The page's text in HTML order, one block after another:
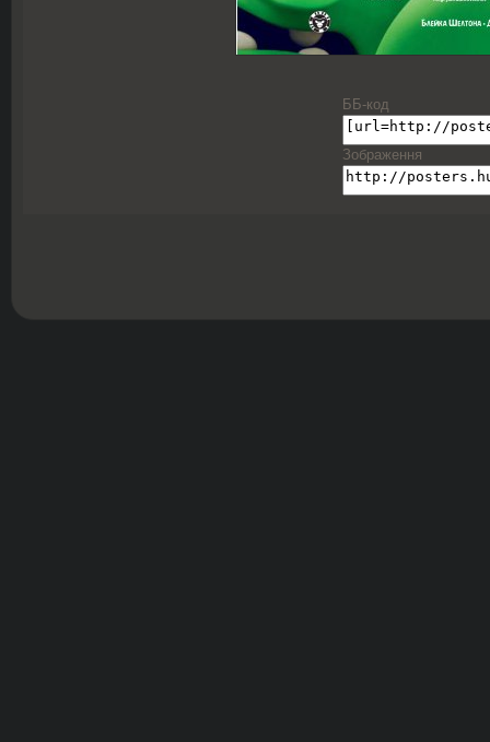
ББ-код
Зображення